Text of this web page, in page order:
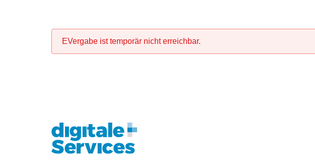
EVergabe ist temporär nicht erreichbar.